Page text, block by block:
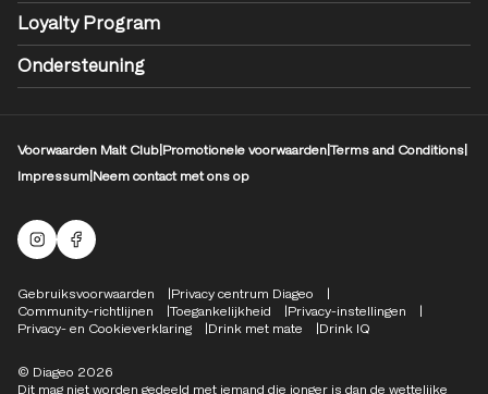
Loyalty Program
Ondersteuning
Voorwaarden Malt Club Promotionele voorwaardenTerms and Conditions
Impressum Neem contact met ons op
Mouten Instagram
Facebook-logo
Compliance Footer
Gebruiksvoorwaarden
Privacy centrum Diageo
Community-richtlijnen
Toegankelijkheid
Privacy-instellingen
Privacy- en Cookieverklaring
Drink met mate Drink IQ
Dit mag niet worden gedeeld met iemand die jonger is dan de wettelijke
© Diageo 2026